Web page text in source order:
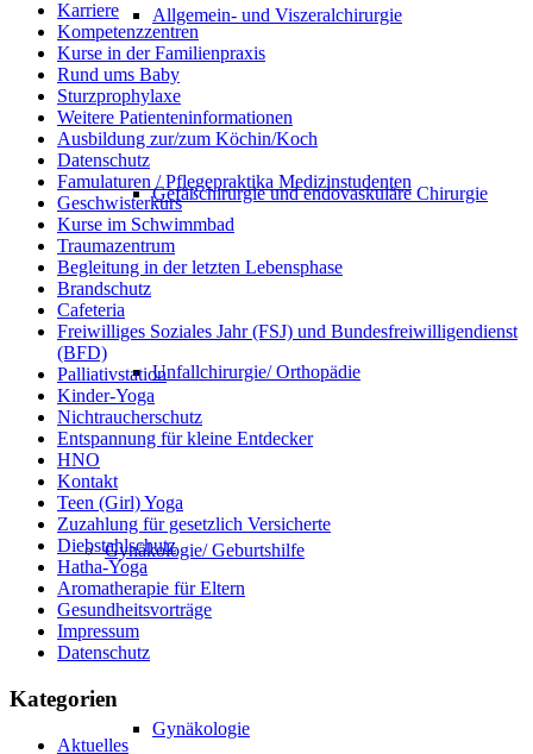
Allgemein- und Viszeralchirurgie
Gefäßchirurgie und endovaskuläre Chirurgie
Unfallchirurgie/ Orthopädie
Gynäkologie/ Geburtshilfe
Gynäkologie
Karriere
Kompetenzzentren
Kurse in der Familienpraxis
Rund ums Baby
Sturzprophylaxe
Weitere Patienteninformationen
Ausbildung zur/zum Köchin/Koch
Datenschutz
Famulaturen / Pflegepraktika Medizinstudenten
Geschwisterkurs
Kurse im Schwimmbad
Traumazentrum
Begleitung in der letzten Lebensphase
Brandschutz
Cafeteria
Freiwilliges Soziales Jahr (FSJ) und Bundesfreiwilligendienst
(BFD)
Palliativstation
Kinder-Yoga
Nichtraucherschutz
Entspannung für kleine Entdecker
HNO
Kontakt
Teen (Girl) Yoga
Zuzahlung für gesetzlich Versicherte
Diebstahlschutz
Hatha-Yoga
Aromatherapie für Eltern
Gesundheitsvorträge
Impressum
Datenschutz
Kategorien
Aktuelles